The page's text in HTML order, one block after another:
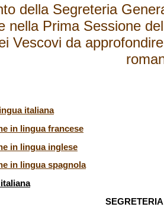
della Segreteria
nella Prima Sessione
Vescovi da
italiana
in lingua francese
in lingua inglese
in lingua spagnola